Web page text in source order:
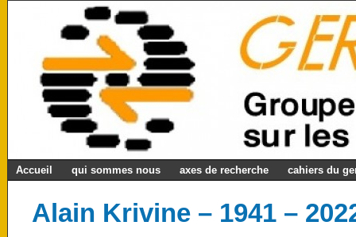
Accueil qui sommes nous axes de recherche cahiers du
Alain Krivine – 1941 –